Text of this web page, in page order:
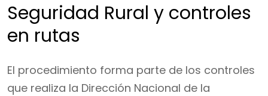
Seguridad Rural y controles
en rutas
El procedimiento forma parte de los controles
que realiza la Dirección Nacional de la